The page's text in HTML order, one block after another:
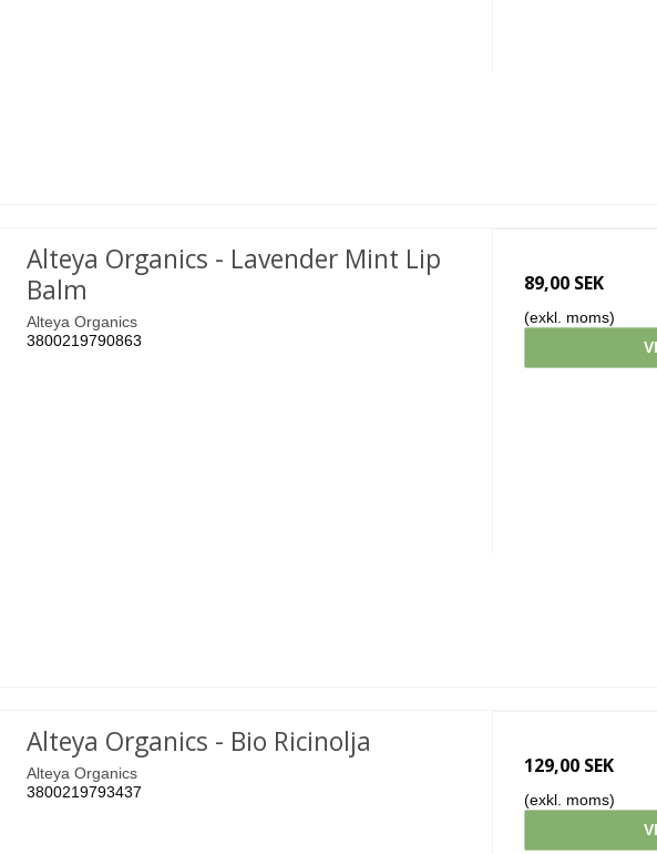
Alteya Organics - Lavender Mint Lip
Balm
Alteya Organics
3800219790863
89,00 SEK
(exkl. moms)
Alteya Organics - Bio Ricinolja
Alteya Organics
3800219793437
129,00 SEK
(exkl. moms)